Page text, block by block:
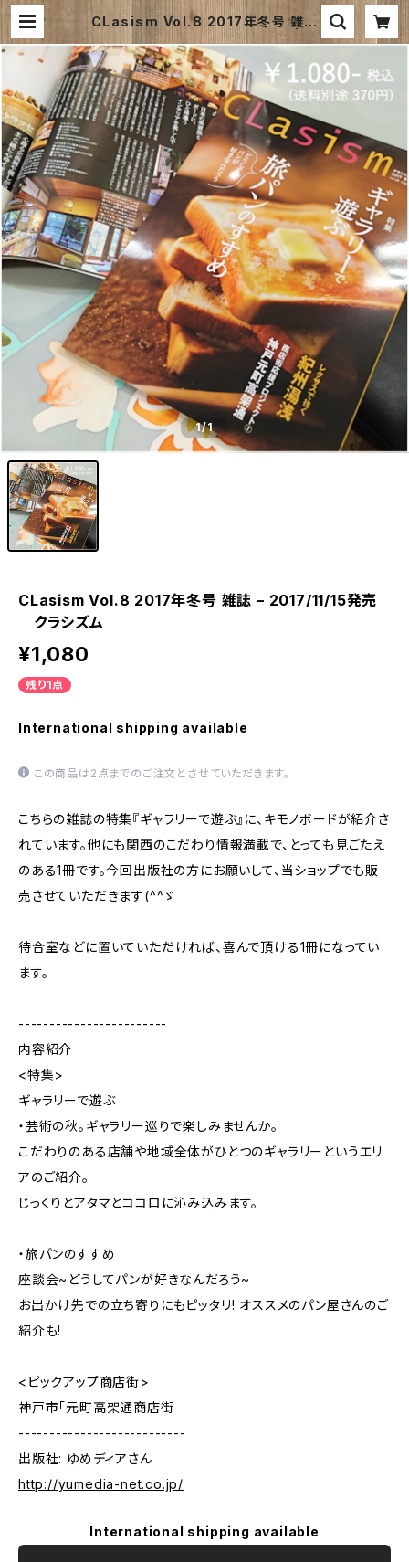
CLasism Vol.8 2017年冬号 雑誌
– 2017/11/15発売｜クラシズム | 和
風ファブリックパネルのお店｜kimo
no board webshop ｜キモノボー
ドウェブショップは
1/1
CLasism Vol.8 2017年冬号 雑誌 – 2017/11/15発売
｜クラシズム
¥1,080
残り1点
International shipping available
この商品は2点までのご注文とさせていただきます。
こちらの雑誌の特集『ギャラリーで遊ぶ』に、キモノボードが紹介さ
れています。他にも関西のこだわり情報満載で、とっても見ごたえ
のある1冊です。今回出版社の方にお願いして、当ショップでも販
売させていただきます(^^ゞ
待合室などに置いていただければ、喜んで頂ける1冊になってい
ます。
------------------------
内容紹介
<特集>
ギャラリーで遊ぶ
・芸術の秋。ギャラリー巡りで楽しみませんか。
こだわりのある店舗や地域全体がひとつのギャラリーというエリ
アのご紹介。
じっくりとアタマとココロに沁み込みます。
・旅パンのすすめ
座談会~どうしてパンが好きなんだろう~
お出かけ先での立ち寄りにもピッタリ! オススメのパン屋さんのご
紹介も!
<ピックアップ商店街>
神戸市「元町高架通商店街
---------------------------
出版社: ゆめディアさん
http://yumedia-net.co.jp/
International shipping available